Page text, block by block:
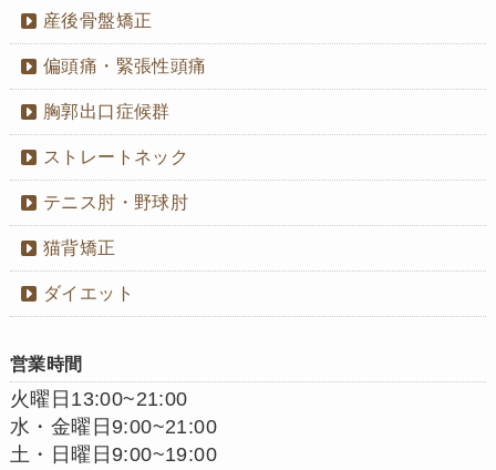
産後骨盤矯正
偏頭痛・緊張性頭痛
胸郭出口症候群
ストレートネック
テニス肘・野球肘
猫背矯正
ダイエット
営業時間
火曜日13:00~21:00
水・金曜日9:00~21:00
土・日曜日9:00~19:00